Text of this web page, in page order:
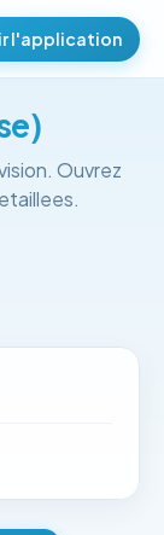
l'application
Ouvrez